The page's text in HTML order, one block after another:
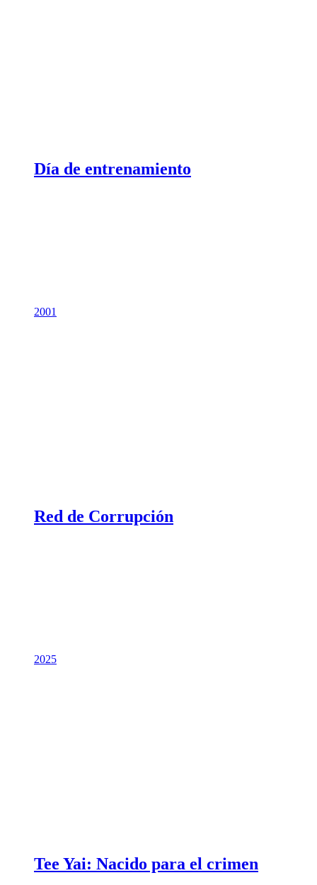
Día de entrenamiento
2001
Red de Corrupción
2025
Tee Yai: Nacido para el crimen